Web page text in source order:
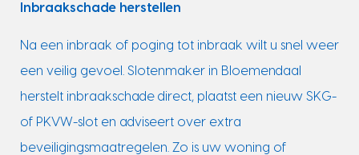
Inbraakschade herstellen
Na een inbraak of poging tot inbraak wilt u snel weer
een veilig gevoel. Slotenmaker in Bloemendaal
herstelt inbraakschade direct, plaatst een nieuw SKG-
of PKVW-slot en adviseert over extra
beveiligingsmaatregelen. Zo is uw woning of